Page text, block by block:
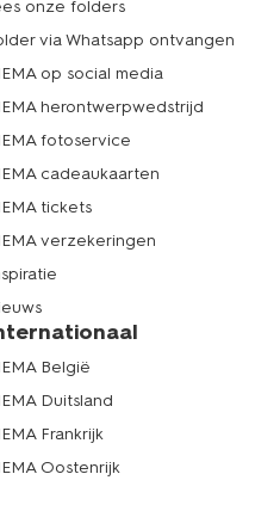
of douche kan ook helpen
HEMA voor een ruim
en om een paar
om je zo goed
Op zoek
Neem dan een
Er zit dus vast ook
online bestellen? Ook
aanbod met
onze folders
via Whatsapp ontvangen
op social media
herontwerpwedstrijd
fotoservice
cadeaukaarten
tickets
verzekeringen
België
Duitsland
Frankrijk
Oostenrijk